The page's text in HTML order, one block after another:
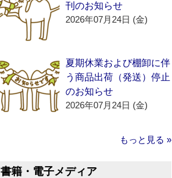
刊のお知らせ
2026年07月24日 (金)
夏期休業および棚卸に伴
う商品出荷（発送）停止
のお知らせ
2026年07月24日 (金)
もっと見る »
書籍・電子メディア